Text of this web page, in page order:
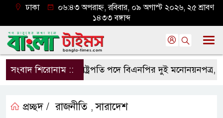
ঢাকা
০৬:৪৩ অপরাহ্ন, রবিবার, ০৯ অগাস্ট ২০২৬, ২৫ শ্রাবণ
১৪৩৩ বঙ্গাব্দ
সংবাদ শিরোনাম ::রাষ্ট্রপতি পদে বিএনপির দুই মনোনয়নপত্র, ১১
প্রচ্ছদ / রাজনীতি ,সারাদেশ